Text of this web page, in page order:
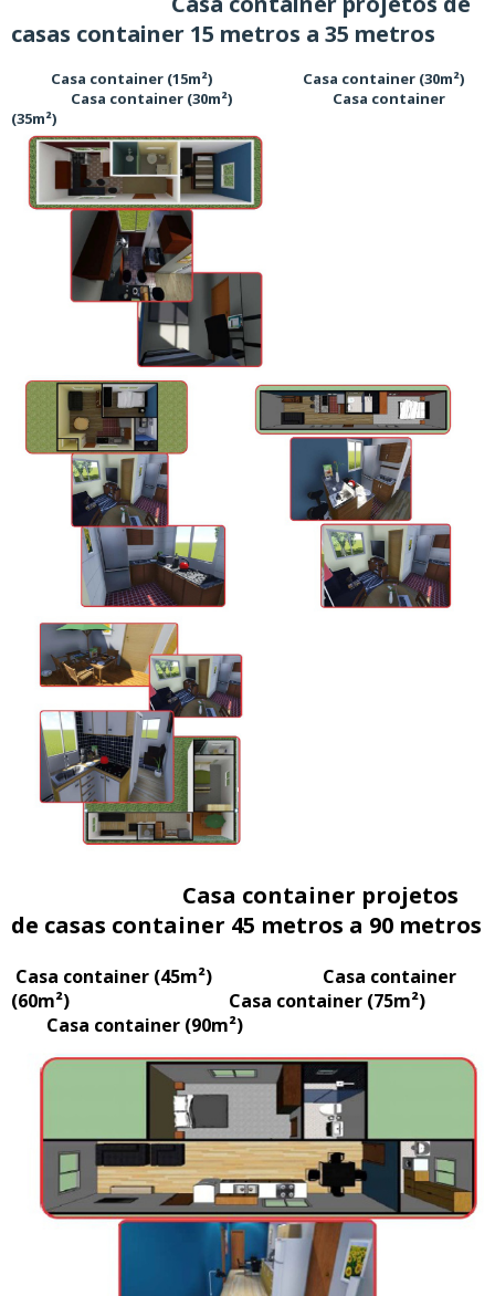
casas container 15 metros a 35 metros
Casa container (15m²) Casa container (30m²)
Casa container (30m²) Casa container
(35m²)
Casa container projetos
de casas container 45 metros a 90 metros
Casa container (45m²) Casa container
(60m²) Casa container (75m²)
Casa container (90m²)